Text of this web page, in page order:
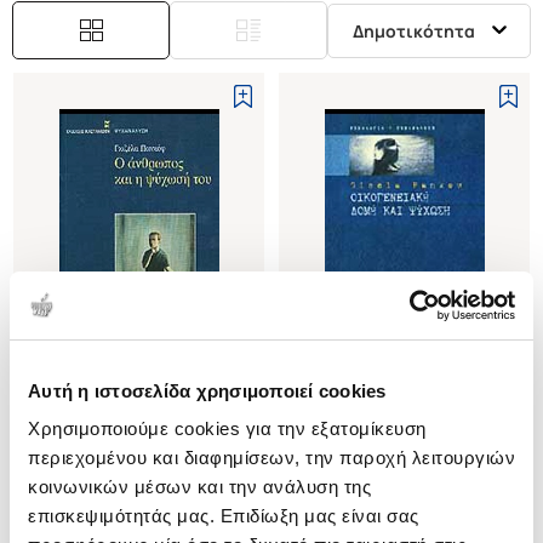
Αυτή η ιστοσελίδα χρησιμοποιεί cookies
Χρησιμοποιούμε cookies για την εξατομίκευση
περιεχομένου και διαφημίσεων, την παροχή λειτουργιών
κοινωνικών μέσων και την ανάλυση της
επισκεψιμότητάς μας. Επιδίωξη μας είναι σας
Δημοτικότητα
(0)
Ο ΑΝΘΡΩΠΟΣ ΚΑΙ Η ΨΥΧΩΣΗ
ΤΟΥ
PANKOW GISELA
Κωδ. Πολιτείας:2250-2101
ΟΙΚΟΓΕΝΕΙΑΚΗ ΔΟΜΗ ΚΑΙ
ΨΥΧΩΣΗ
PANKOW GISELA
Κωδ. Πολιτείας:3690-0337